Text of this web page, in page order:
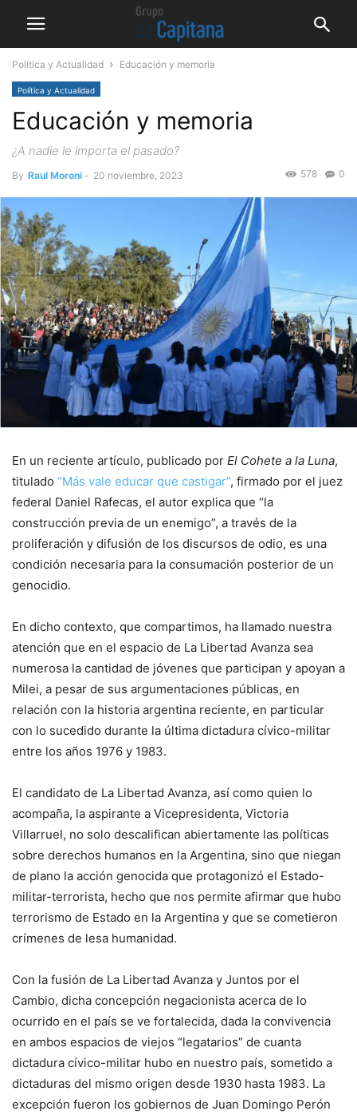
Política y Actualidad Educación y memoria
Política y Actualidad
Educación y memoria
¿A nadie le importa el pasado?
By Raul Moroni - 20 noviembre, 2023 0
578
En un reciente artículo, publicado por El Cohete a la Luna,
titulado “Más vale educar que castigar”, firmado por el juez
federal Daniel Rafecas, el autor explica que “la
construcción previa de un enemigo”, a través de la
proliferación y difusión de los discursos de odio, es una
condición necesaria para la consumación posterior de un
genocidio.
En dicho contexto, que compartimos, ha llamado nuestra
atención que en el espacio de La Libertad Avanza sea
numerosa la cantidad de jóvenes que participan y apoyan a
Milei, a pesar de sus argumentaciones públicas, en
relación con la historia argentina reciente, en particular
con lo sucedido durante la última dictadura cívico-militar
entre los años 1976 y 1983.
El candidato de La Libertad Avanza, así como quien lo
acompaña, la aspirante a Vicepresidenta, Victoria
Villarruel, no solo descalifican abiertamente las políticas
sobre derechos humanos en la Argentina, sino que niegan
de plano la acción genocida que protagonizó el Estado-
militar-terrorista, hecho que nos permite afirmar que hubo
terrorismo de Estado en la Argentina y que se cometieron
crímenes de lesa humanidad.
Con la fusión de La Libertad Avanza y Juntos por el
Cambio, dicha concepción negacionista acerca de lo
ocurrido en el país se ve fortalecida, dada la convivencia
en ambos espacios de viejos “legatarios” de cuanta
dictadura cívico-militar hubo en nuestro país, sometido a
dictaduras del mismo origen desde 1930 hasta 1983. La
excepción fueron los gobiernos de Juan Domingo Perón